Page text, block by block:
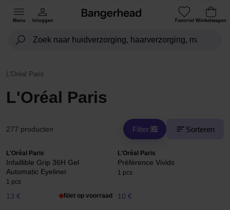
Menu Inloggen Favoriet Winkelwagen
L'Oréal Paris
L'Oréal Paris
277 producten Filter Sorteren
L'Oréal Paris
Infaillible Grip 36H Gel
Automatic Eyeliner
1 pcs
13 € Niet op voorraad
L'Oréal Paris
Préférence Vivids
1 pcs
10 €